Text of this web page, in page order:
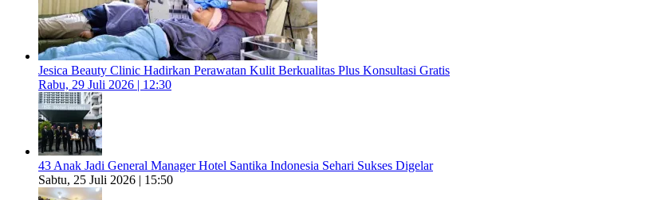
Jesica Beauty Clinic Hadirkan Perawatan Kulit Berkualitas Plus Konsultasi Gratis
Rabu, 29 Juli 2026 | 12:30
43 Anak Jadi General Manager Hotel Santika Indonesia Sehari Sukses Digelar
Sabtu, 25 Juli 2026 | 15:50